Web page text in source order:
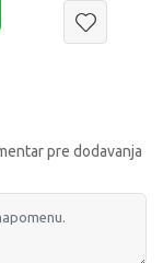
pre dodavanja